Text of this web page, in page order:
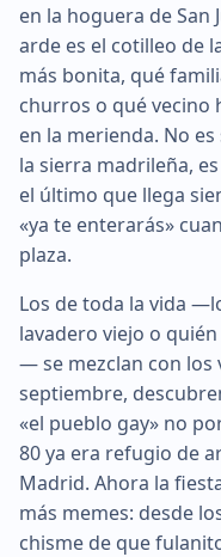
en la hoguera de San
arde es el cotilleo de
más bonita, qué
churros o qué vecino
en la merienda. No
la sierra madrileña,
el último que llega
«ya te enterarás»
plaza.
Los de toda la vida
lavadero viejo o
— se mezclan con los
septiembre,
«el pueblo gay» no
80 ya era refugio de
Madrid. Ahora la
más memes: desde
chisme de que